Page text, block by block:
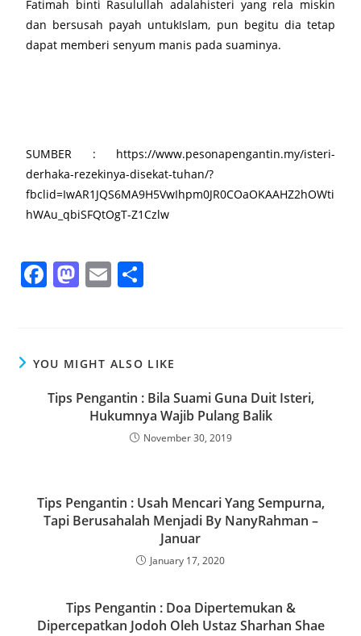
Fatimah binti Rasulullah adalahisteri yang rela miskin
dan bersusah payah untukIslam, pun begitu dia tetap
dapat memberi senyum manis pada suaminya.
SUMBER : https://www.pesonapengantin.my/isteri-
derhaka-rezekinya-disekat-tuhan/?
fbclid=IwAR1JQS6MA9H5VwIhpm0JR0COaOKAAHZ2hOWti
hWAu_qbiSFQtOgT-Z1Czlw
F
e
b
o
M
o
d
o
n
E
l e
YOU MIGHT ALSO LIKE
Tips Pengantin : Bila Suami Guna Duit Isteri,
Hukumnya Wajib Pulang Balik
November 30, 2019
Tips Pengantin : Usah Mencari Yang Sempurna,
Tapi Berusahalah Menjadi By NanyRahman –
Januar
January 17, 2020
Tips Pengantin : Doa Dipertemukan &
Dipercepatkan Jodoh Oleh Ustaz Sharhan Shae